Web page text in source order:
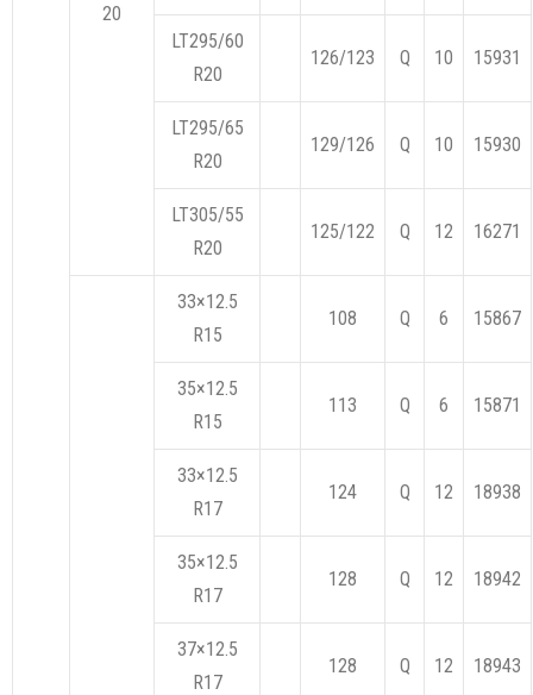
20
LT295/60
R20
126/123 Q 10 15931
LT295/65
R20
129/126 Q 10 15930
LT305/55
R20
125/122 Q 12 16271
33×12.5
R15
108 Q 6 15867
35×12.5
R15
113 Q 6 15871
33×12.5
R17
124 Q 12 18938
35×12.5
R17
128 Q 12 18942
37×12.5
R17
128 Q 12 18943